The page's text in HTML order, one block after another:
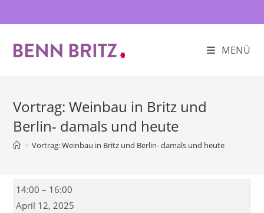
Inhalt
MENÜ
Vortrag: Weinbau in Britz und
Berlin- damals und heute
> Vortrag: Weinbau in Britz und Berlin- damals und heute
Vortrag:
Weinbau
14:00 – 16:00
April 12, 2025